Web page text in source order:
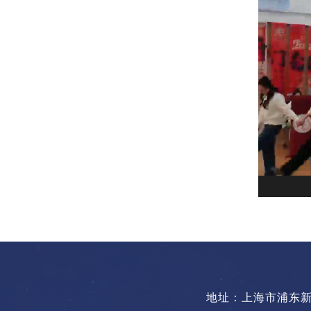
地址：上海市浦东